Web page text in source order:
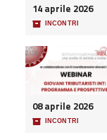
14 aprile 2026
📦 INCONTRI
08 aprile 2026
📦 INCONTRI